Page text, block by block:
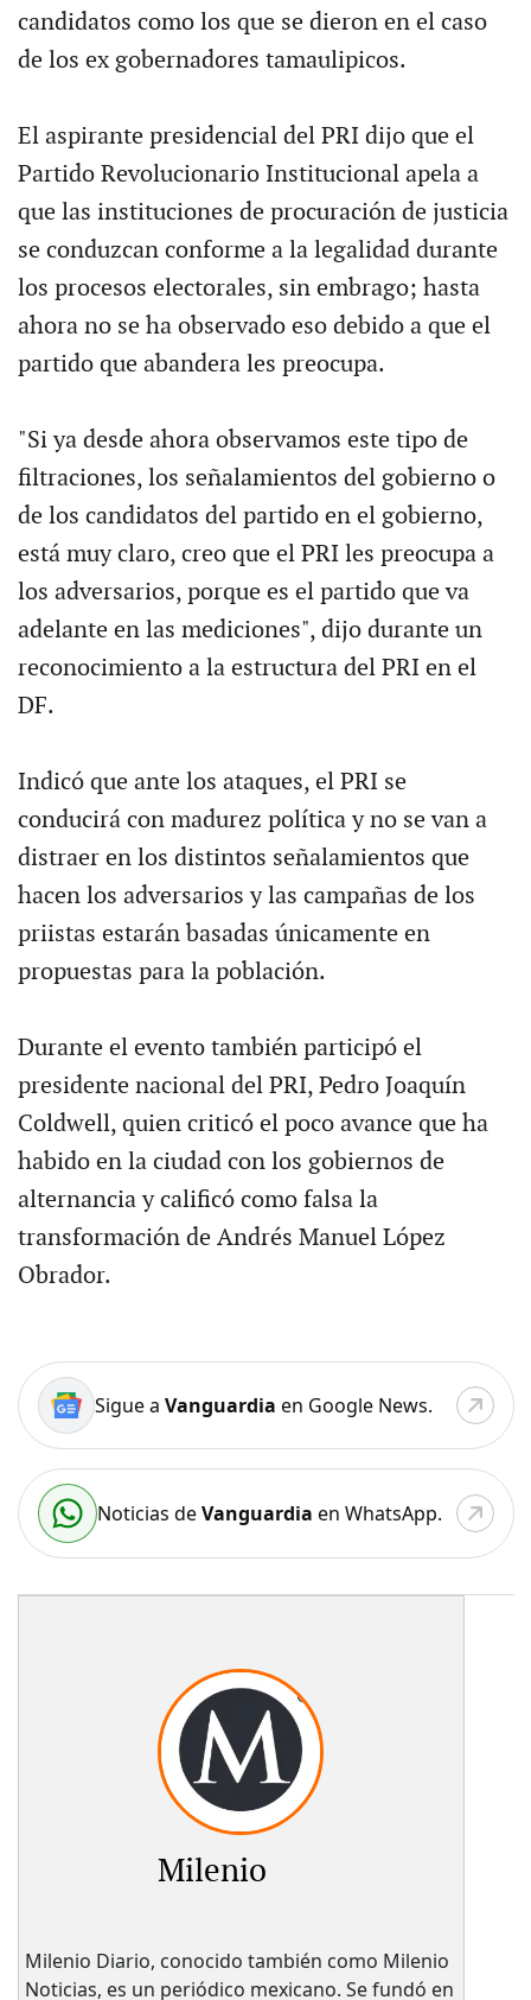
candidatos como los que se dieron en el caso
de los ex gobernadores tamaulipicos.
El aspirante presidencial del PRI dijo que el
Partido Revolucionario Institucional apela a
que las instituciones de procuración de justicia
se conduzcan conforme a la legalidad durante
los procesos electorales, sin embrago; hasta
ahora no se ha observado eso debido a que el
partido que abandera les preocupa.
"Si ya desde ahora observamos este tipo de
filtraciones, los señalamientos del gobierno o
de los candidatos del partido en el gobierno,
está muy claro, creo que el PRI les preocupa a
los adversarios, porque es el partido que va
adelante en las mediciones", dijo durante un
reconocimiento a la estructura del PRI en el
DF.
Indicó que ante los ataques, el PRI se
conducirá con madurez política y no se van a
distraer en los distintos señalamientos que
hacen los adversarios y las campañas de los
priistas estarán basadas únicamente en
propuestas para la población.
Durante el evento también participó el
presidente nacional del PRI, Pedro Joaquín
Coldwell, quien criticó el poco avance que ha
habido en la ciudad con los gobiernos de
alternancia y calificó como falsa la
transformación de Andrés Manuel López
Obrador.
Sigue a Vanguardia en Google News.
Noticias deVanguardia en WhatsApp.
Milenio
Milenio Diario, conocido también como Milenio
Noticias, es un periódico mexicano. Se fundó en